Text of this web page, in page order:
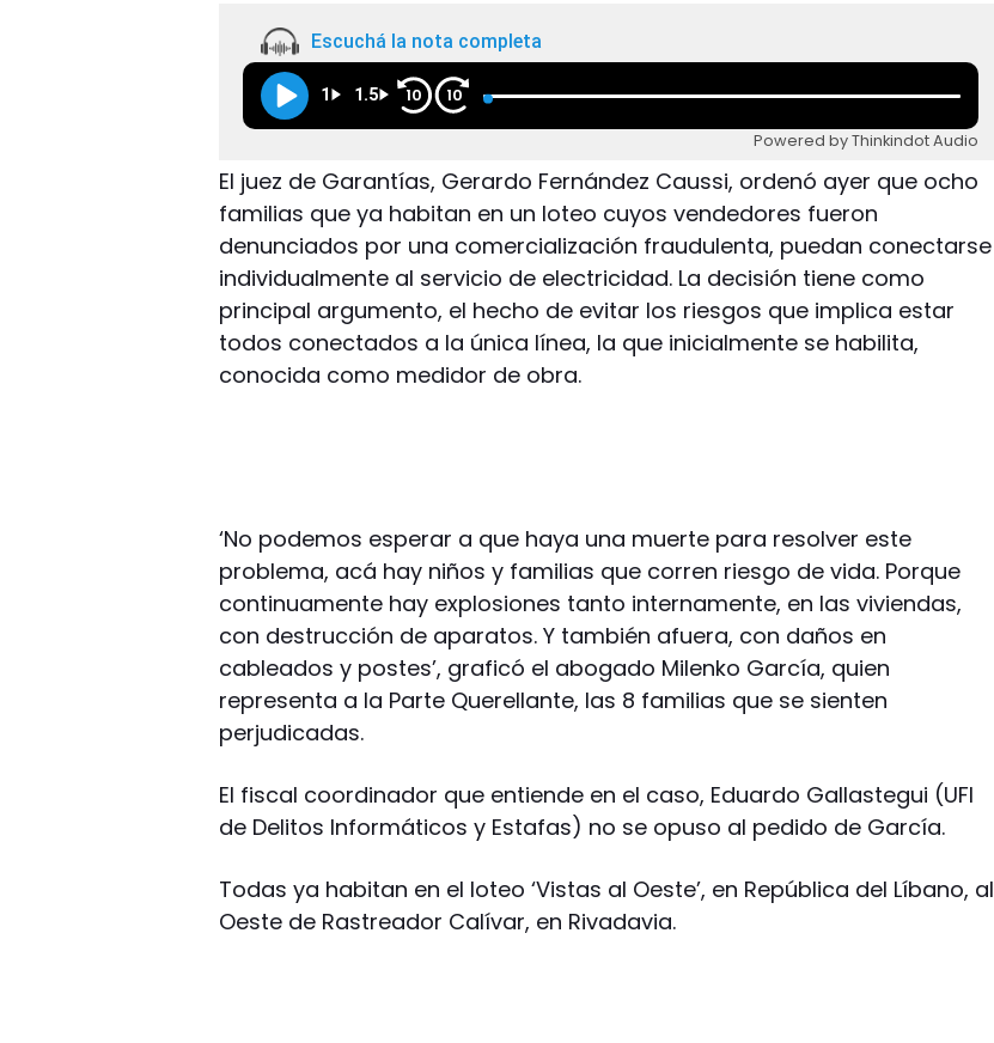
Escuchá la nota completa
1 1.5 10 10
Powered by Thinkindot Audio
El juez de Garantías, Gerardo Fernández Caussi, ordenó ayer que ocho
familias que ya habitan en un loteo cuyos vendedores fueron
denunciados por una comercialización fraudulenta, puedan conectarse
individualmente al servicio de electricidad. La decisión tiene como
principal argumento, el hecho de evitar los riesgos que implica estar
todos conectados a la única línea, la que inicialmente se habilita,
conocida como medidor de obra.
‘No podemos esperar a que haya una muerte para resolver este
problema, acá hay niños y familias que corren riesgo de vida. Porque
continuamente hay explosiones tanto internamente, en las viviendas,
con destrucción de aparatos. Y también afuera, con daños en
cableados y postes’, graficó el abogado Milenko García, quien
representa a la Parte Querellante, las 8 familias que se sienten
perjudicadas.
El fiscal coordinador que entiende en el caso, Eduardo Gallastegui (UFI
de Delitos Informáticos y Estafas) no se opuso al pedido de García.
Todas ya habitan en el loteo ‘Vistas al Oeste’, en República del Líbano, al
Oeste de Rastreador Calívar, en Rivadavia.